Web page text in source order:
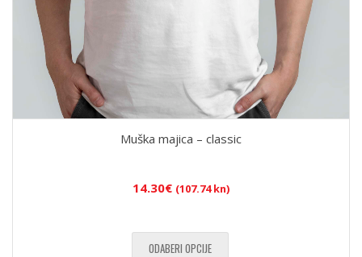
Muška majica – classic
14.30€ (107.74 kn)
ODABERI OPCIJE